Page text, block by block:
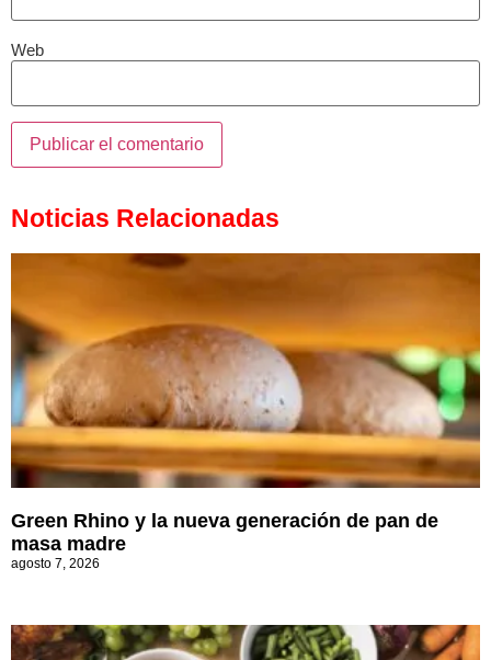
Web
Noticias Relacionadas
Green Rhino y la nueva generación de pan de
masa madre
agosto 7, 2026